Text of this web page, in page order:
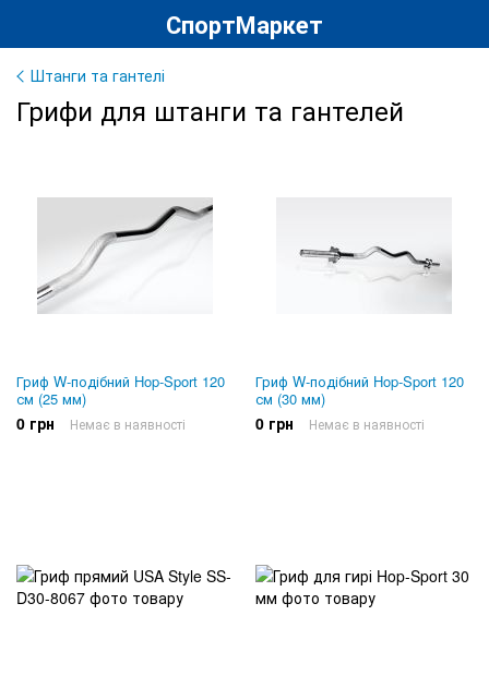
СпортМаркет
Штанги та гантелі
Грифи для штанги та гантелей
Гриф W-подібний Hop-Sport 120
см (25 мм)
0 грн Немає в наявності
Гриф W-подібний Hop-Sport 120
см (30 мм)
0 грн Немає в наявності